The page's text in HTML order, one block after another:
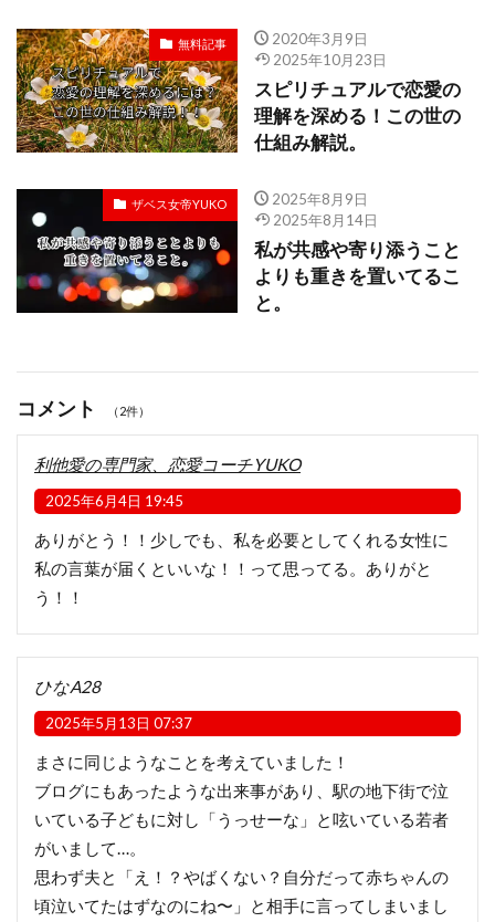
無料記事
2020年3月9日
2025年10月23日
スピリチュアルで恋愛の
理解を深める！この世の
仕組み解説。
ザベス女帝YUKO
2025年8月9日
2025年8月14日
私が共感や寄り添うこと
よりも重きを置いてるこ
と。
コメント （2件）
利他愛の専門家、恋愛コーチYUKO
2025年6月4日 19:45
ありがとう！！少しでも、私を必要としてくれる女性に
私の言葉が届くといいな！！って思ってる。ありがと
う！！
ひなA28
2025年5月13日 07:37
まさに同じようなことを考えていました！
ブログにもあったような出来事があり、駅の地下街で泣
いている子どもに対し「うっせーな」と呟いている若者
がいまして…。
思わず夫と「え！？やばくない？自分だって赤ちゃんの
頃泣いてたはずなのにね〜」と相手に言ってしまいまし